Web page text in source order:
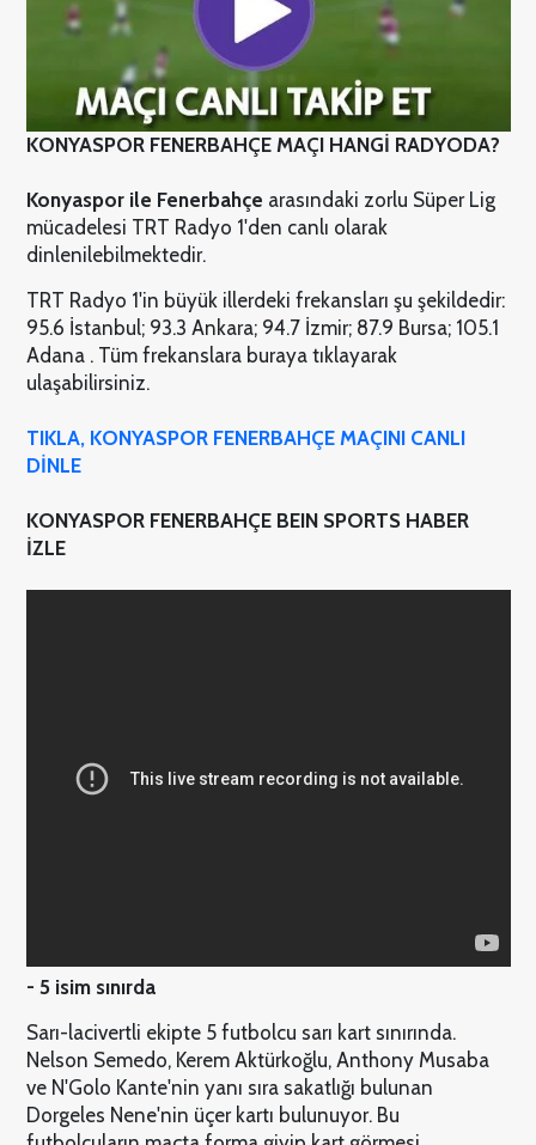
KONYASPOR FENERBAHÇE MAÇI HANGİ RADYODA?
Konyaspor ile Fenerbahçe arasındaki zorlu Süper Lig
mücadelesi TRT Radyo 1'den canlı olarak
dinlenilebilmektedir.
TRT Radyo 1'in büyük illerdeki frekansları şu şekildedir:
95.6 İstanbul; 93.3 Ankara; 94.7 İzmir; 87.9 Bursa; 105.1
Adana . Tüm frekanslara buraya tıklayarak
ulaşabilirsiniz.
TIKLA, KONYASPOR FENERBAHÇE MAÇINI CANLI
DİNLE
KONYASPOR FENERBAHÇE BEIN SPORTS HABER
İZLE
- 5 isim sınırda
Sarı-lacivertli ekipte 5 futbolcu sarı kart sınırında.
Nelson Semedo, Kerem Aktürkoğlu, Anthony Musaba
ve N'Golo Kante'nin yanı sıra sakatlığı bulunan
Dorgeles Nene'nin üçer kartı bulunuyor. Bu